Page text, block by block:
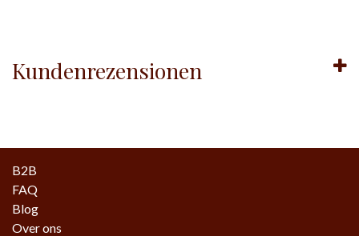
Kundenrezensionen
B2B
FAQ
Blog
Over ons